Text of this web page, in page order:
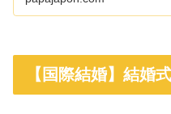
【国際結婚】結婚